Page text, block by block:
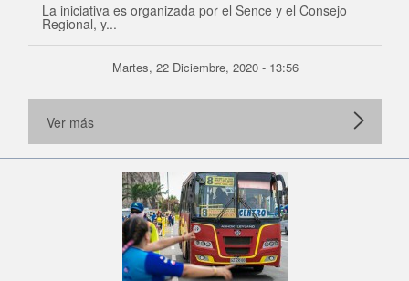
La iniciativa es organizada por el Sence y el Consejo
Regional, y...
Martes, 22 Diciembre, 2020 - 13:56
Ver más